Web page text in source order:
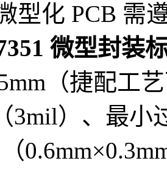
型化 PCB 需
微型封装
（捷配工
3mil）、最小